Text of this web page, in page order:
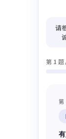
请
第 1 题